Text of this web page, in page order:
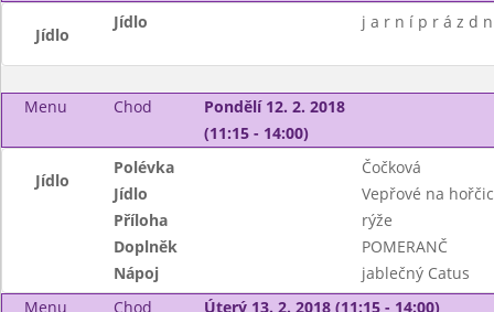
Jídlo
Jídlo j a r n í p r á z d
Menu Chod
Pondělí 12. 2. 2018
(11:15 - 14:00)
Jídlo
Polévka
Čočková
Jídlo
Vepřové na
Příloha
rýže
Doplněk
POMERANČ
Nápoj
jablečný Catus
Menu
Chod Úterý 13. 2. 2018 (11:15 - 14:00)